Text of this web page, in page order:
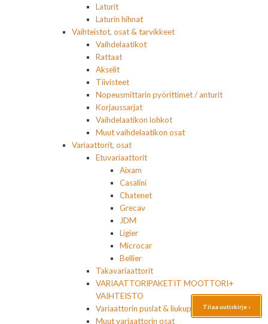
Laturit
Laturin hihnat
Vaihteistot, osat & tarvikkeet
Vaihdelaatikot
Rattaat
Akselit
Tiivisteet
Nopeusmittarin pyörittimet / anturit
Korjaussarjat
Vaihdelaatikon lohkot
Muut vaihdelaatikon osat
Variaattorit, osat
Etuvariaattorit
Aixam
Casalini
Chatenet
Grecav
JDM
Ligier
Microcar
Bellier
Takavariaattorit
VARIAATTORIPAKETIT MOOTTORI+
VAIHTEISTO
Variaattorin puslat & liukupalat
Muut variaattorin osat
Tilaa uutiskirje ›